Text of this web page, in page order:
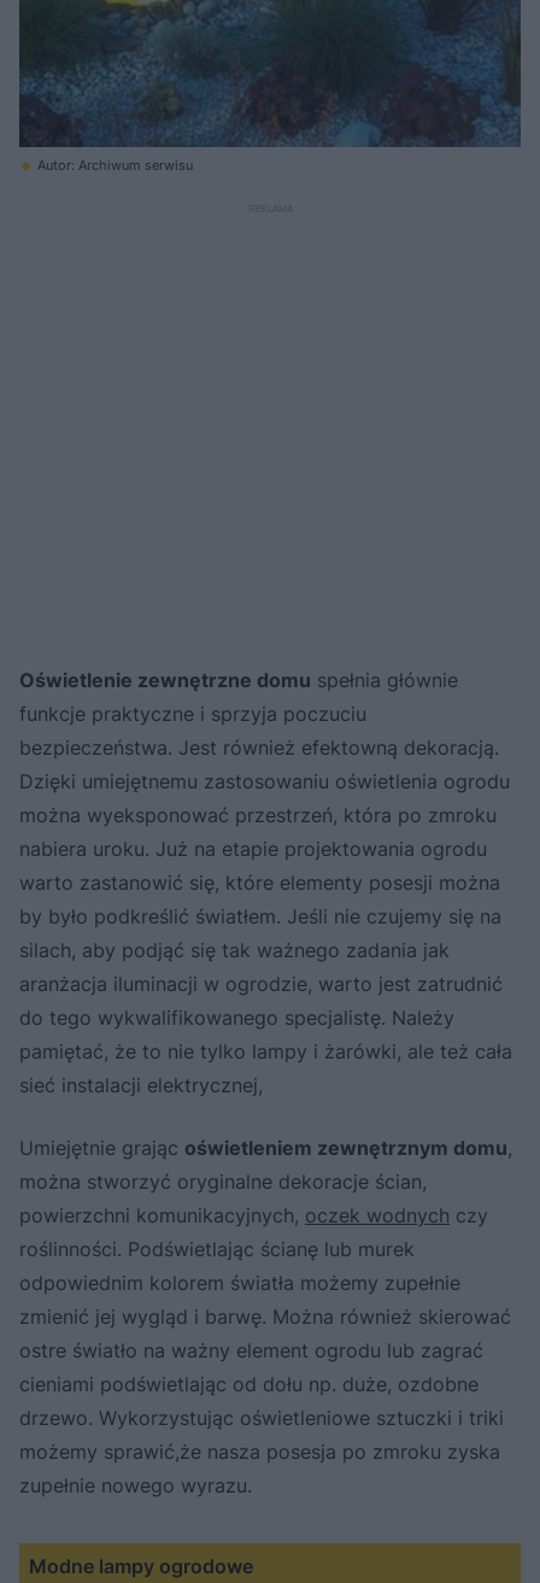
Autor: Archiwum serwisu
Oświetlenie zewnętrzne domu spełnia głównie
funkcje praktyczne i sprzyja poczuciu
bezpieczeństwa. Jest również efektowną dekoracją.
Dzięki umiejętnemu zastosowaniu oświetlenia ogrodu
można wyeksponować przestrzeń, która po zmroku
nabiera uroku. Już na etapie projektowania ogrodu
warto zastanowić się, które elementy posesji można
by było podkreślić światłem. Jeśli nie czujemy się na
silach, aby podjąć się tak ważnego zadania jak
aranżacja iluminacji w ogrodzie, warto jest zatrudnić
do tego wykwalifikowanego specjalistę. Należy
pamiętać, że to nie tylko lampy i żarówki, ale też cała
sieć instalacji elektrycznej,
Umiejętnie grając oświetleniem zewnętrznym domu,
można stworzyć oryginalne dekoracje ścian,
powierzchni komunikacyjnych, oczek wodnych czy
roślinności. Podświetlając ścianę lub murek
odpowiednim kolorem światła możemy zupełnie
zmienić jej wygląd i barwę. Można również skierować
ostre światło na ważny element ogrodu lub zagrać
cieniami podświetlając od dołu np. duże, ozdobne
drzewo. Wykorzystując oświetleniowe sztuczki i triki
możemy sprawić,że nasza posesja po zmroku zyska
zupełnie nowego wyrazu.
Modne lampy ogrodowe